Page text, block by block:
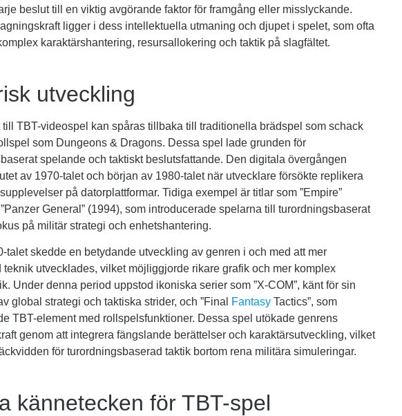
beslut till en viktig avgörande faktor för framgång eller misslyckande.
ligger i dess intellektuella utmaning och djupet i spelet, som ofta
karaktärshantering, resursallokering och taktik på slagfältet.
utveckling
till TBT-videospel kan spåras tillbaka till traditionella brädspel som schack
som Dungeons & Dragons. Dessa spel lade grunden för
spelande och taktiskt beslutsfattande. Den digitala övergången
av 1970-talet och början av 1980-talet när utvecklare försökte replikera
på datorplattformar. Tidiga exempel är titlar som ”Empire”
General” (1994), som introducerade spelarna till turordningsbaserat
på militär strategi och enhetshantering.
talet skedde en betydande utveckling av genren i och med att mer
teknik utvecklades, vilket möjliggjorde rikare grafik och mer komplex
Under denna period uppstod ikoniska serier som ”X-COM”, känt för sin
global strategi och taktiska strider, och ”Final
Fantasy Tactics”, som
TBT-element med rollspelsfunktioner. Dessa spel utökade genrens
genom att integrera fängslande berättelser och karaktärsutveckling, vilket
för turordningsbaserad taktik bortom rena militära simuleringar.
kännetecken för TBT-spel